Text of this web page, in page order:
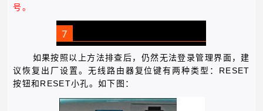
号。
如果按照以上方法排查后，仍然无法登录管理界面，建
议恢复出厂设置。无线路由器复位键有两种类型： RESET
按钮和 RESET小孔。如下图：